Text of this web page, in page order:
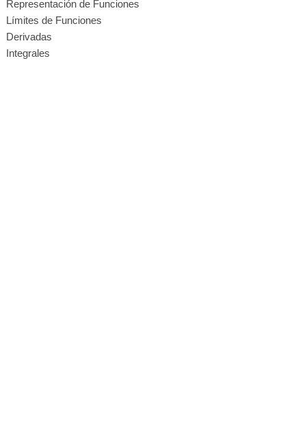
Representación de Funciones
Límites de Funciones
Derivadas
Integrales